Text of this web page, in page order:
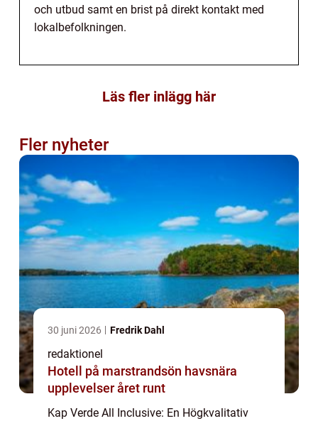
och utbud samt en brist på direkt kontakt med
lokalbefolkningen.
Läs fler inlägg här
Fler nyheter
30 juni 2026 Fredrik Dahl
redaktionel
Hotell på marstrandsön havsnära
upplevelser året runt
Kap Verde All Inclusive: En Högkvalitativ